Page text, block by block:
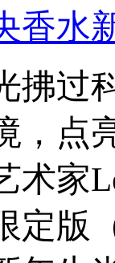
香水
拂过
，点
术家
定版